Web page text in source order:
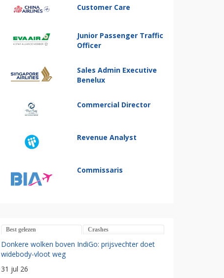
Customer Care
Junior Passenger Traffic
Officer
Sales Admin Executive
Benelux
Commercial Director
Revenue Analyst
Commissaris
Best gelezen Crashes
Donkere wolken boven IndiGo: prijsvechter doet
widebody-vloot weg
31 jul 26